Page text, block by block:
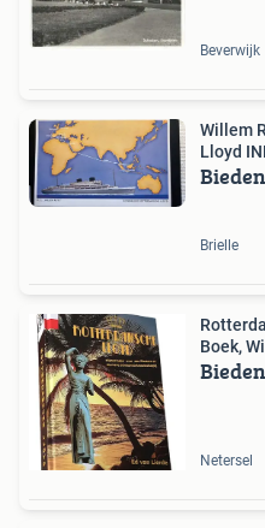
Beverwijk
Willem Ruys 1947 Kon
Bieden
Brielle
Boek,
Bieden
Netersel